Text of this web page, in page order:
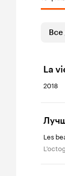
Все
La
2018
Les